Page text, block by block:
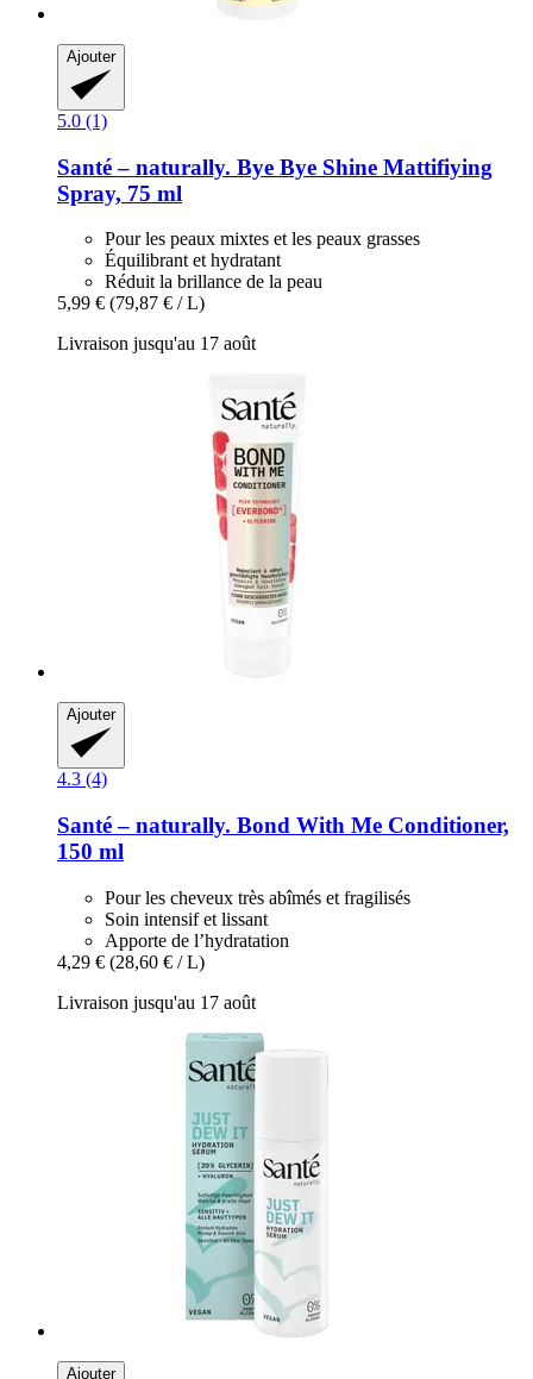
Ajouter
5.0 (1)
Santé – naturally. Bye Bye Shine Mattifiying
Spray, 75 ml
Pour les peaux mixtes et les peaux grasses
Équilibrant et hydratant
Réduit la brillance de la peau
5,99 € (79,87 € / L)
Livraison jusqu'au 17 août
Ajouter
4.3 (4)
Santé – naturally. Bond With Me Conditioner,
150 ml
Pour les cheveux très abîmés et fragilisés
Soin intensif et lissant
Apporte de l’hydratation
4,29 € (28,60 € / L)
Livraison jusqu'au 17 août
Ajouter